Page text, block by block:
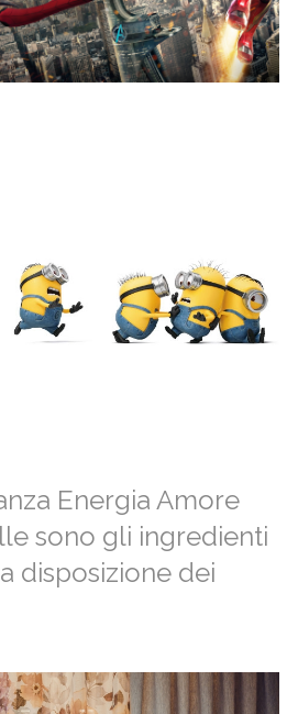
Energia Amore
sono gli ingredienti
disposizione dei